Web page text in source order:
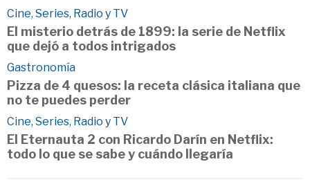
Cine, Series, Radio y TV
El misterio detrás de 1899: la serie de Netflix
que dejó a todos intrigados
Gastronomía
Pizza de 4 quesos: la receta clásica italiana que
no te puedes perder
Cine, Series, Radio y TV
El Eternauta 2 con Ricardo Darín en Netflix:
todo lo que se sabe y cuándo llegaría